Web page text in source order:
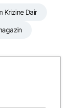
Krizine Dair